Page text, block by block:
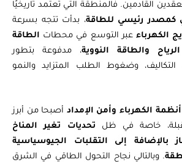
القادمين. فالمنطقة التي تعتمد تاريخيًا
كمصدر رئيسي للطاقة، بدأت تتجه بسرعة
الكهرباءعبر التوسع في محطاتالطاقة
والطاقة النووية، مدفوعة بتطور
التكاليف، وضغوط الطلب المتزايد والنمو
الكهرباء وأمن الإمدادأصبحا من أبرز
خاصة في ظل تحديات تغير المناخ
بالإضافة إلى التقلبات الجيوسياسية
. وبالتالي نجاح التحول الطاقي في الشرق